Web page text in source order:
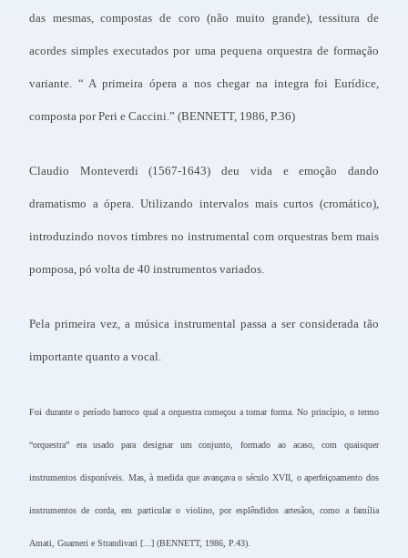
das mesmas, compostas de coro (não muito grande), tessitura de
acordes simples executados por uma pequena orquestra de formação
variante. “ A primeira ópera a nos chegar na integra foi Eurídice,
composta por Peri e Caccini.” (BENNETT, 1986, P.36)
Claudio Monteverdi (1567-1643) deu vida e emoção dando
dramatismo a ópera. Utilizando intervalos mais curtos (cromático),
introduzindo novos timbres no instrumental com orquestras bem mais
pomposa, pó volta de 40 instrumentos variados.
Pela primeira vez, a música instrumental passa a ser considerada tão
importante quanto a vocal.
Foi durante o período barroco qual a orquestra começou a tomar forma. No princípio, o termo
“orquestra” era usado para designar um conjunto, formado ao acaso, com quaisquer
instrumentos disponíveis. Mas, à medida que avançava o século XVII, o aperfeiçoamento dos
instrumentos de corda, em particular o violino, por esplêndidos artesãos, como a família
Amati, Guarneri e Strandivari [...] (BENNETT, 1986, P.43).